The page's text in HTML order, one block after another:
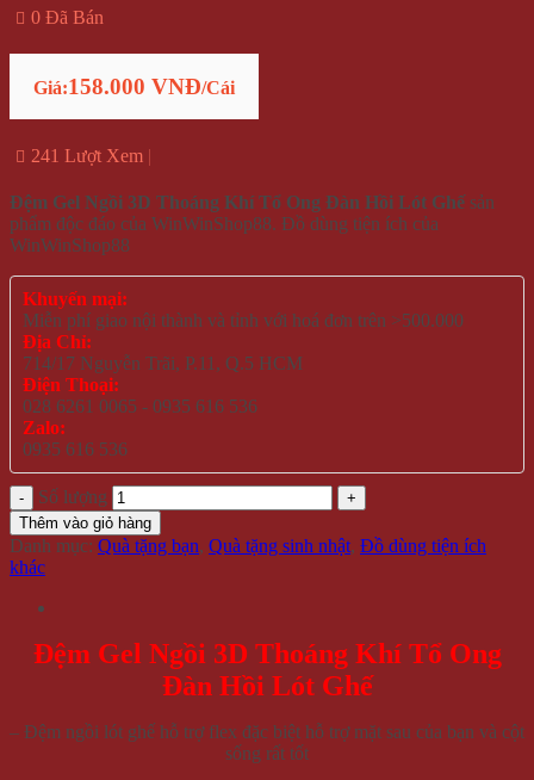
0 Đã Bán
Giá:158.000 VNĐ/Cái
241 Lượt Xem
Đệm Gel Ngồi 3D Thoáng Khí Tổ Ong Đàn Hồi Lót Ghế sản
phẩm độc đáo của WinWinShop88. Đồ dùng tiện ích của
WinWinShop88
Khuyến mại:
Miễn phí giao nội thành và tỉnh với hoá đơn trên >500.000
Địa Chỉ:
714/17 Nguyễn Trãi, P.11, Q.5 HCM
Điện Thoại:
028 6261 0065 - 0935 616 536
Zalo:
0935 616 536
Số lượng
Thêm vào giỏ hàng
Danh mục: Quà tặng bạn, Quà tặng sinh nhật, Đồ dùng tiện ích
khác
Đệm Gel Ngồi 3D Thoáng Khí Tổ Ong
Đàn Hồi Lót Ghế
– Đệm ngồi lót ghế hỗ trợ flex đặc biệt hỗ trợ mặt sau của bạn và cột
sống rất tốt